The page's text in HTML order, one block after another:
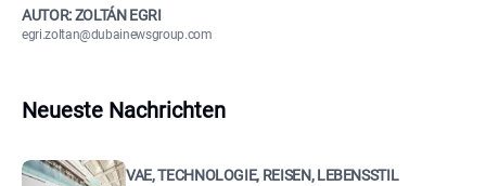
AUTOR: ZOLTÁN EGRI
egri.zoltan@dubainewsgroup.com
Neueste Nachrichten
VAE, TECHNOLOGIE, REISEN, LEBENSSTIL